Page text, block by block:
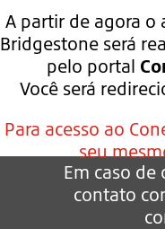
A partir de agora o
Bridgestone será
pelo portal
Você será
Para acesso ao
seu
Em caso
contato